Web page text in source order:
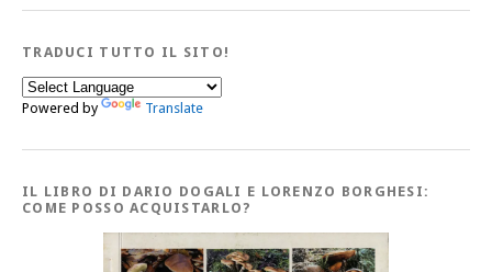
TRADUCI TUTTO IL SITO!
Powered by Translate
IL LIBRO DI DARIO DOGALI E LORENZO BORGHESI:
COME POSSO ACQUISTARLO?